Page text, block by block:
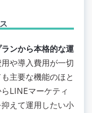
ンから本格的な運
や導入費用が一切
主要な機能のほと
LINEマーケティ
えて運用したい小